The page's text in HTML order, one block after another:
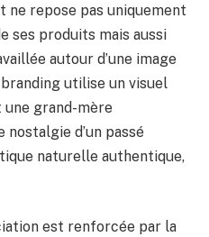
ne repose pas uniquement
ses produits mais aussi
autour d’une image
utilise un visuel
une grand-mère
d’un passé
naturelle authentique,
est renforcée par la